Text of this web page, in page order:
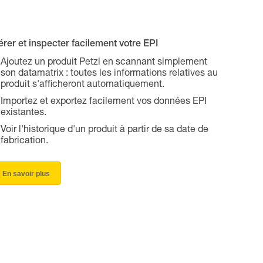
et inspecter facilement votre EPI
Ajoutez un produit Petzl en scannant simplement
son datamatrix : toutes les informations relatives au
produit s'afficheront automatiquement.
Importez et exportez facilement vos données EPI
existantes.
Voir l'historique d'un produit à partir de sa date de
fabrication.
En savoir plus